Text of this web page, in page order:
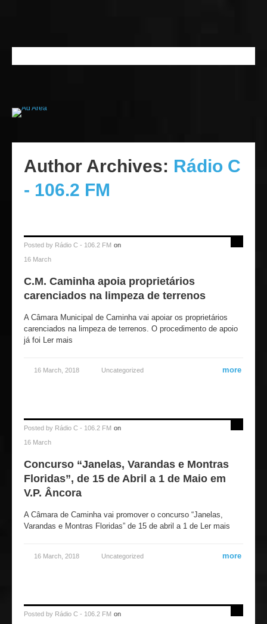
Author Archives: Rádio C
- 106.2 FM
Posted by Rádio C - 106.2 FM on
16 March
C.M. Caminha apoia proprietários
carenciados na limpeza de terrenos
A Câmara Municipal de Caminha vai apoiar os proprietários
carenciados na limpeza de terrenos. O procedimento de apoio
já foi Ler mais
16 March, 2018 Uncategorized more
Posted by Rádio C - 106.2 FM on
16 March
Concurso “Janelas, Varandas e Montras
Floridas”, de 15 de Abril a 1 de Maio em
V.P. Âncora
A Câmara de Caminha vai promover o concurso “Janelas,
Varandas e Montras Floridas” de 15 de abril a 1 de Ler mais
16 March, 2018 Uncategorized more
Posted by Rádio C - 106.2 FM on